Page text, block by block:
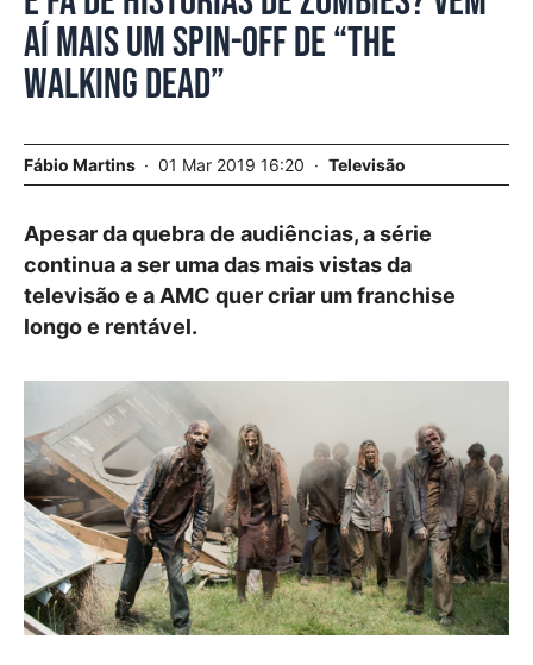
aí mais um spin-off de “The
Walking Dead”
Fábio Martins 01 Mar 2019 16:20 Televisão
Apesar da quebra de audiências, a série
continua a ser uma das mais vistas da
televisão e a AMC quer criar um franchise
longo e rentável.